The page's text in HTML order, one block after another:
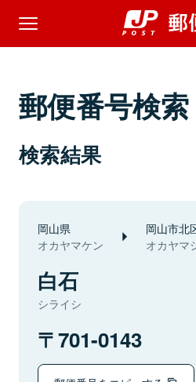
郵便番号検索
検索結果
岡山県
オカヤマケン
岡山市北
オカヤマ
白石
シライシ
701-0143